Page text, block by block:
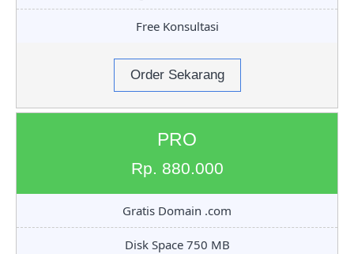
Free Konsultasi
Order Sekarang
PRO
Rp. 880.000
Gratis Domain .com
Disk Space 750 MB